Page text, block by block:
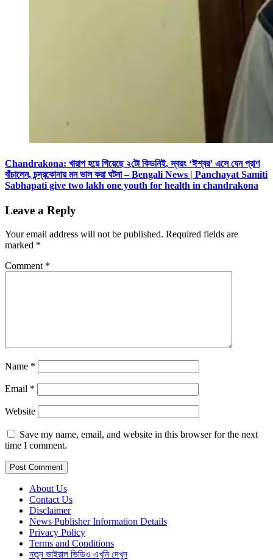
Chandrakona: খারাপ হয়ে গিয়েছে ২টো কিডনিই, স্বয়ং ‘ঈশ্বর’ এসে যেন প্রাণ
বাঁচালেন, চন্দ্রকোনায় মন ভাল করা ঘটনা – Bengali News | Panchayat Samiti
Sabhapati give two lakh one youth for health in chandrakona
Leave a Reply
Your email address will not be published. Required fields are
marked *
Comment *
Name *
Email *
Website
Save my name, email, and website in this browser for the next
time I comment.
About Us
Contact Us
Disclaimer
News Publisher Information Details
Privacy Policy
Terms and Conditions
নতুন ভাইরাল ভিডিও এখুনি দেখুন